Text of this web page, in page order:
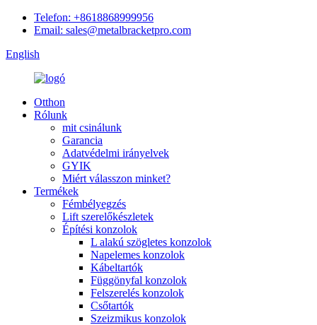
Telefon: +8618868999956
Email: sales@metalbracketpro.com
English
Otthon
Rólunk
mit csinálunk
Garancia
Adatvédelmi irányelvek
GYIK
Miért válasszon minket?
Termékek
Fémbélyegzés
Lift szerelőkészletek
Építési konzolok
L alakú szögletes konzolok
Napelemes konzolok
Kábeltartók
Függönyfal konzolok
Felszerelés konzolok
Csőtartók
Szeizmikus konzolok